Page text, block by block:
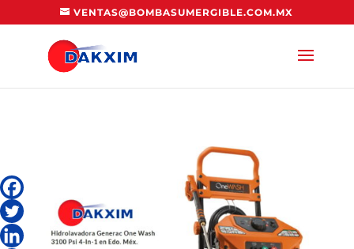
VENTAS@BOMBASUMERGIBLE.COM.MX